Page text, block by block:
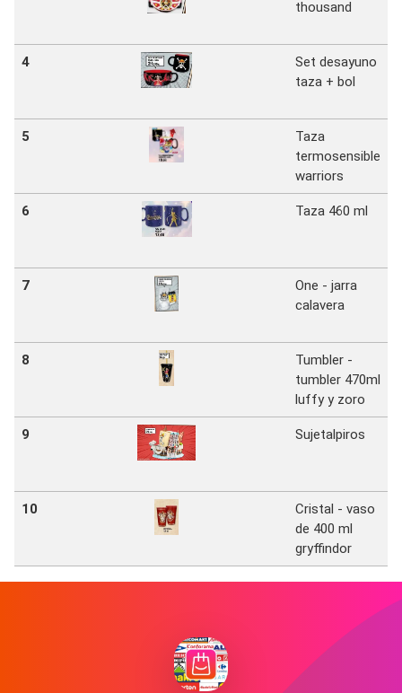
thousand
4
Set desayuno
taza + bol
5
Taza
termosensible
warriors
6 Taza 460 ml
7
One - jarra
calavera
8
Tumbler -
tumbler 470ml
luffy y zoro
9 Sujetalpiros
10
Cristal - vaso
de 400 ml
gryffindor